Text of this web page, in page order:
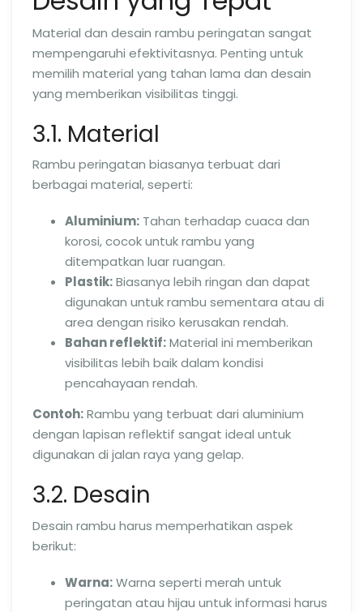
Material dan desain rambu peringatan sangat
mempengaruhi efektivitasnya. Penting untuk
memilih material yang tahan lama dan desain
yang memberikan visibilitas tinggi.
3.1. Material
Rambu peringatan biasanya terbuat dari
berbagai material, seperti:
Aluminium: Tahan terhadap cuaca dan
korosi, cocok untuk rambu yang
ditempatkan luar ruangan.
Plastik:Biasanya lebih ringan dan dapat
digunakan untuk rambu sementara atau di
area dengan risiko kerusakan rendah.
Bahan reflektif:Material ini memberikan
visibilitas lebih baik dalam kondisi
pencahayaan rendah.
Contoh:Rambu yang terbuat dari aluminium
dengan lapisan reflektif sangat ideal untuk
digunakan di jalan raya yang gelap.
3.2. Desain
Desain rambu harus memperhatikan aspek
berikut:
Warna:Warna seperti merah untuk
peringatan atau hijau untuk informasi harus